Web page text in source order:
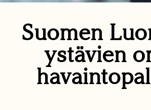
Suomen
ystävien